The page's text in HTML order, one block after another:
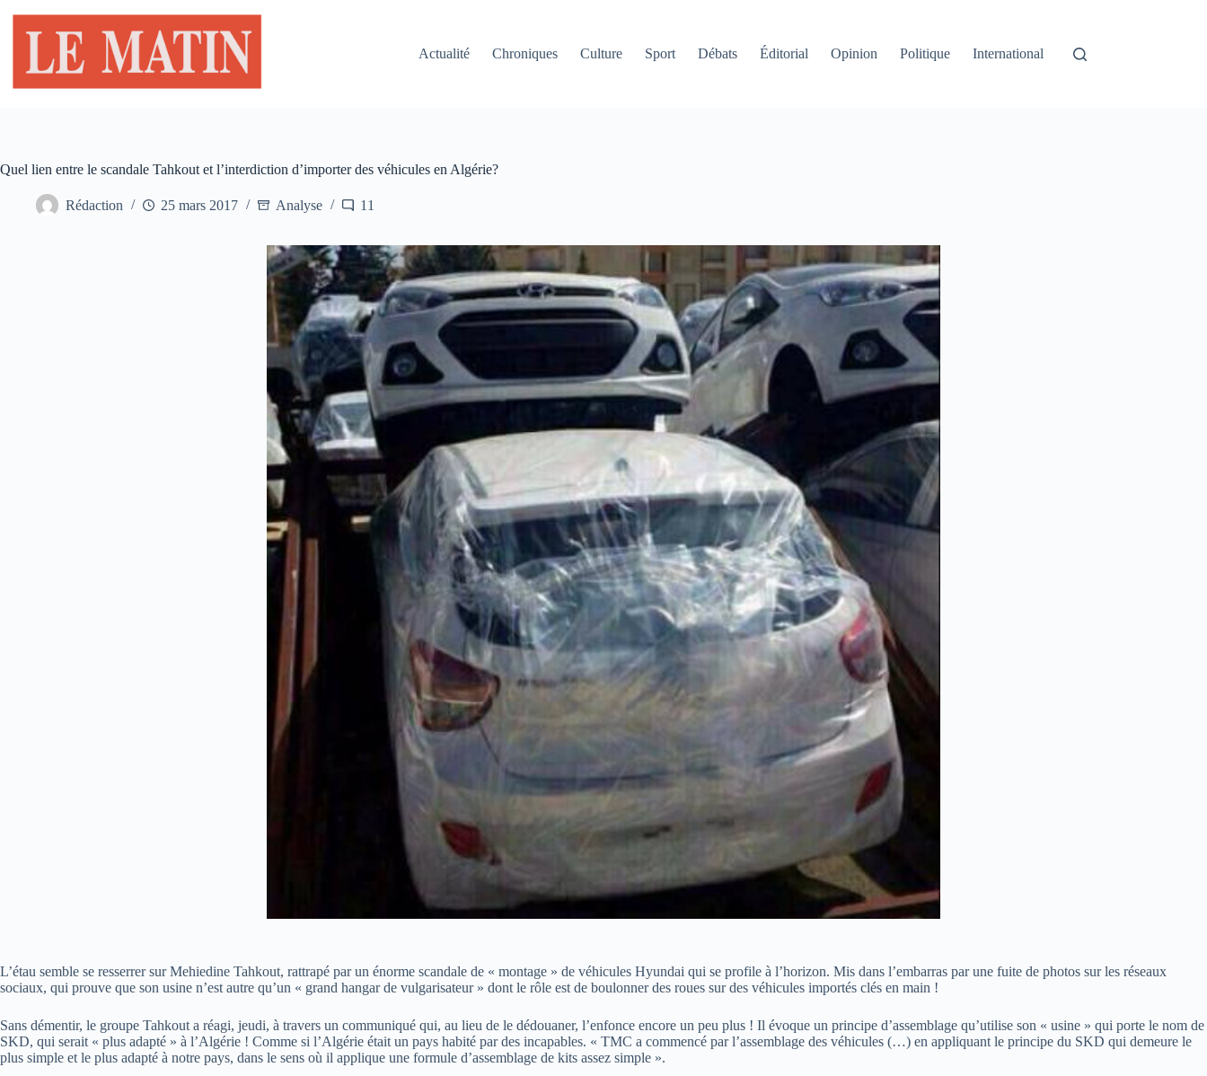
contenu
Actualité
Chroniques Culture Sport Débats Éditorial Opinion Politique International
Quel lien entre le scandale Tahkout et l’interdiction d’importer des véhicules en Algérie?
Rédaction 25 mars 2017 Analyse 11
L’étau semble se resserrer sur Mehiedine Tahkout, rattrapé par un énorme scandale de « montage » de véhicules Hyundai qui se profile à l’horizon. Mis dans l’embarras par une fuite de photos sur les réseaux
sociaux, qui prouve que son usine n’est autre qu’un « grand hangar de vulgarisateur » dont le rôle est de boulonner des roues sur des véhicules importés clés en main !
Sans démentir, le groupe Tahkout a réagi, jeudi, à travers un communiqué qui, au lieu de le dédouaner, l’enfonce encore un peu plus ! Il évoque un principe d’assemblage qu’utilise son « usine » qui porte le nom de
SKD, qui serait « plus adapté » à l’Algérie ! Comme si l’Algérie était un pays habité par des incapables. « TMC a commencé par l’assemblage des véhicules (…) en appliquant le principe du SKD qui demeure le
plus simple et le plus adapté à notre pays, dans le sens où il applique une formule d’assemblage de kits assez simple ».